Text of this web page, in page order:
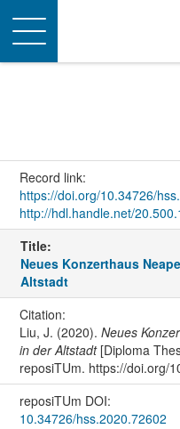
Toggle
navigation
Record link:
https://doi.org/10.34726/
http://hdl.handle.net/
Title:
Neues Konzerthaus
Altstadt
Citation:
Liu, J. (2020). Neues
in der Altstadt[Diploma
reposiTUm. https://doi.org/
reposiTUm DOI:
10.34726/hss.2020.72602